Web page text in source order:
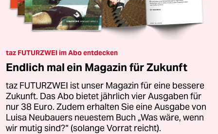
taz FUTURZWEI im Abo entdecken
Endlich mal ein Magazin für Zukunft
taz FUTURZWEI ist unser Magazin für eine bessere
Zukunft. Das Abo bietet jährlich vier Ausgaben für
nur 38 Euro. Zudem erhalten Sie eine Ausgabe von
Luisa Neubauers neuestem Buch „Was wäre, wenn
wir mutig sind?“ (solange Vorrat reicht).